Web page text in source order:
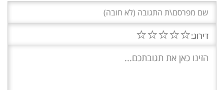
דירוג:☆
☆
☆
☆
☆